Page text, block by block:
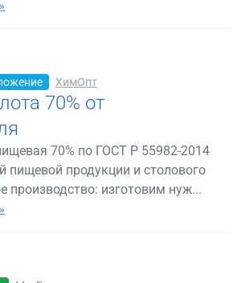
ХимОпт
70% от
70% по ГОСТ Р 55982-2014
пищевой продукции и столового
производство: изготовим нуж...